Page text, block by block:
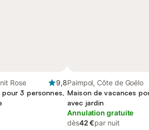
Rose
9,8
3 personnes,
Paimpol, Côte de Goëlo
Maison de vacances
avec jardin
Annulation gratuite
dès42 €par nuit